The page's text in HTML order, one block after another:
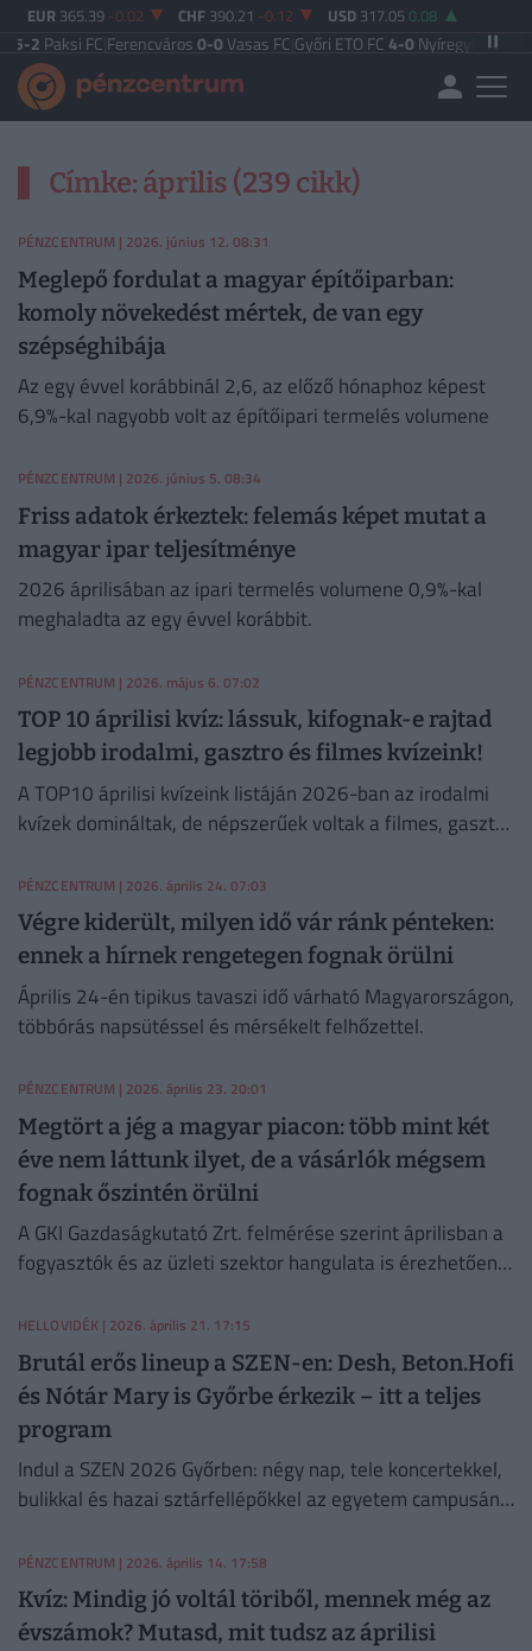
EUR 365.39 -0.02 CHF 390.21 -0.12 USD 317.05 0.08
Paksi FC| Ferencváros0-0Vasas FC| Győri ETO FC 4-0Nyíregyháza
Címke: április (239 cikk)
PÉNZCENTRUM | 2026. június 12. 08:31
Meglepő fordulat a magyar építőiparban:
komoly növekedést mértek, de van egy
szépséghibája
Az egy évvel korábbinál 2,6, az előző hónaphoz képest
6,9%-kal nagyobb volt az építőipari termelés volumene
PÉNZCENTRUM | 2026. június 5. 08:34
Friss adatok érkeztek: felemás képet mutat a
magyar ipar teljesítménye
2026 áprilisában az ipari termelés volumene 0,9%-kal
meghaladta az egy évvel korábbit.
PÉNZCENTRUM | 2026. május 6. 07:02
TOP 10 áprilisi kvíz: lássuk, kifognak-e rajtad
legjobb irodalmi, gasztro és filmes kvízeink!
A TOP10 áprilisi kvízeink listáján 2026-ban az irodalmi
kvízek domináltak, de népszerűek voltak a filmes, gasztro
PÉNZCENTRUM | 2026. április 24. 07:03
Végre kiderült, milyen idő vár ránk pénteken:
ennek a hírnek rengetegen fognak örülni
Április 24-én tipikus tavaszi idő várható Magyarországon,
többórás napsütéssel és mérsékelt felhőzettel.
PÉNZCENTRUM | 2026. április 23. 20:01
Megtört a jég a magyar piacon: több mint két
éve nem láttunk ilyet, de a vásárlók mégsem
fognak őszintén örülni
A GKI Gazdaságkutató Zrt. felmérése szerint áprilisban a
fogyasztók és az üzleti szektor hangulata is érezhetően
HELLOVIDÉK | 2026. április 21. 17:15
Brutál erős lineup a SZEN-en: Desh, Beton.Hofi
és Nótár Mary is Győrbe érkezik – itt a teljes
program
Indul a SZEN 2026 Győrben: négy nap, tele koncertekkel,
bulikkal és hazai sztárfellépőkkel az egyetem campusán
PÉNZCENTRUM | 2026. április 14. 17:58
Kvíz: Mindig jó voltál töriből, mennek még az
évszámok? Mutasd, mit tudsz az áprilisi